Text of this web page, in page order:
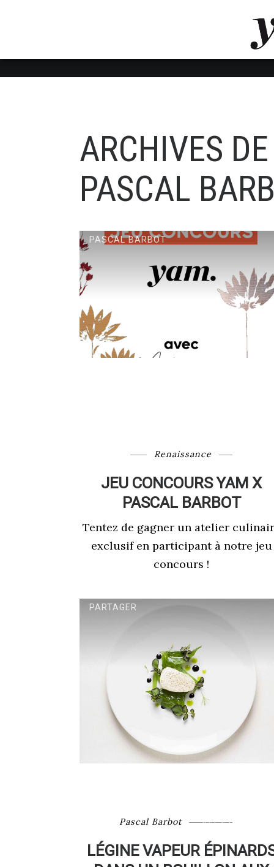
ARCHIVES
PASCAL
PASCAL BARBOT
Renaissance
JEU CONCOURS YAM X
PASCAL BARBOT
Tentez de gagner un atelier
exclusif en participant à notre jeu
concours !
PARTAGER
Pascal Barbot RECETTE
LÉGINE VAPEUR